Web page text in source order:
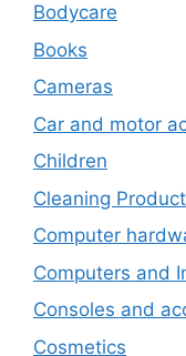
Bodycare
Books
Cameras
Car and motor
Children
Cleaning
Computer
Computers and
Consoles and
Cosmetics